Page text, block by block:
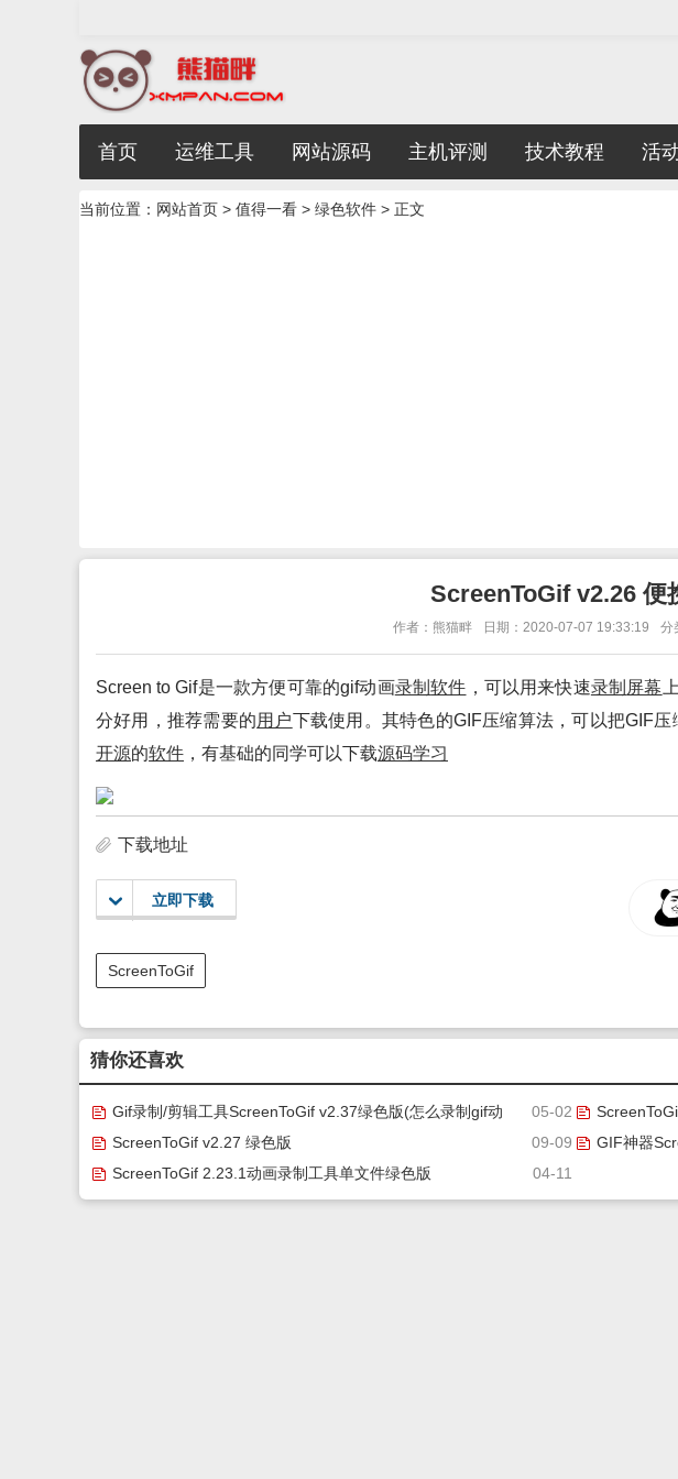
首页 运维工具 网站源码 主机评测 技术教程 活
当前位置： 网站首页 > 值得一看 > 绿色软件 > 正文
ScreenToGif v2.26 便
作者：熊猫畔 日期：2020-07-07 19:33:19 分
Screen to Gif是一款方便可靠的gif动画录制软件 ，可以用来快速录制 屏幕
分好用，推荐需要的用户下载使用。其特色的GIF压缩算法，可以把GIF
开源的软件 ，有基础的同学可以下载源码学习
下载地址
立即下载
ScreenToGif
猜你还喜欢
05-02
Gif录制/剪辑工具ScreenToGif v2.37绿色版(怎么录制gif动
图)
09-09
ScreenToGif v2.27 绿色版
GIF神器
04-11
ScreenToGif 2.23.1动画录制工具单文件绿色版